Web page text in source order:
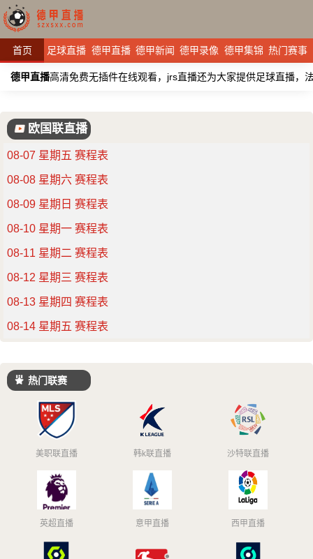
首页 足球直播 德甲直播 德甲新闻 德甲录像 德甲集锦 热门赛事
德甲直播高清免费无插件在线观看，jrs直播还为大家提供足球直播，
欧国联直播
08-07 星期五 赛程表
08-08 星期六 赛程表
08-09 星期日 赛程表
08-10 星期一 赛程表
08-11 星期二 赛程表
08-12 星期三 赛程表
08-13 星期四 赛程表
08-14 星期五 赛程表
热门联赛
美职联直播 韩k联直播 沙特联直播
英超直播 意甲直播 西甲直播